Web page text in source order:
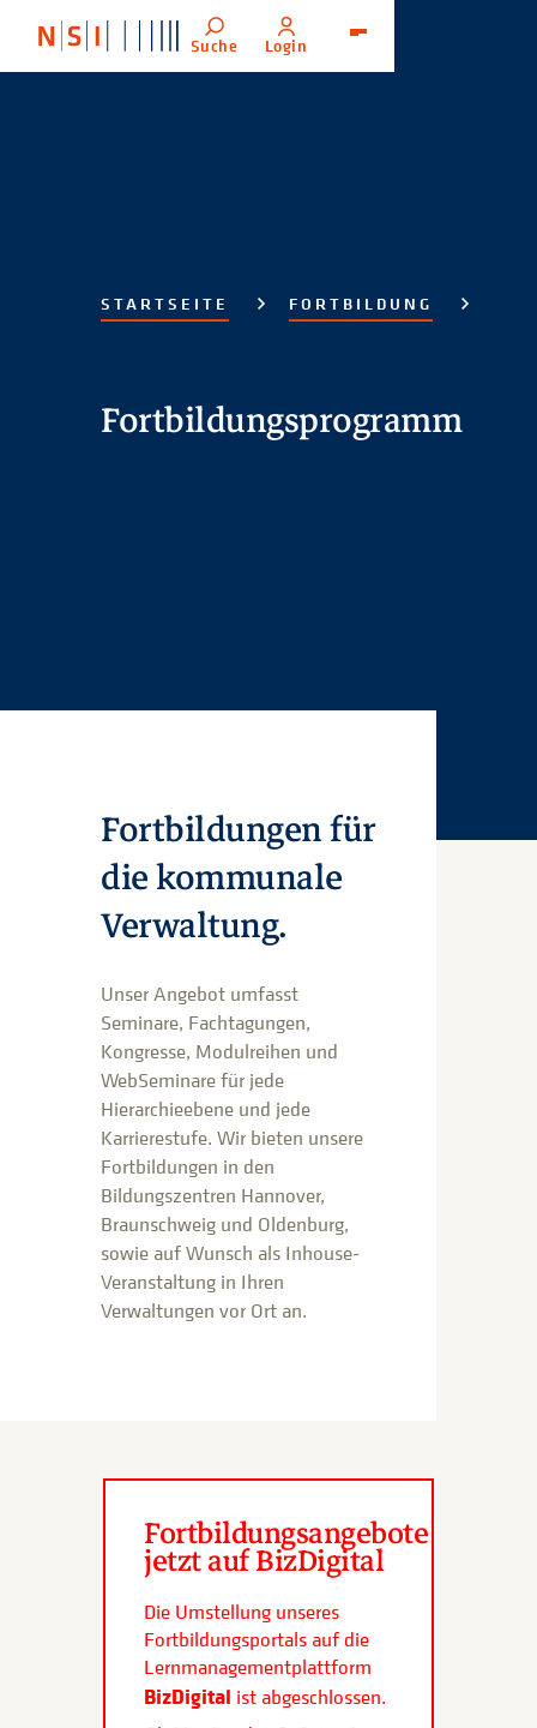
Suche Login
STARTSEITE FORTBILDUNG
Fortbildungsprogramm
Fortbildungen für
die kommunale
Verwaltung.
Unser Angebot umfasst
Seminare, Fachtagungen,
Kongresse, Modulreihen und
WebSeminare für jede
Hierarchieebene und jede
Karrierestufe. Wir bieten unsere
Fortbildungen in den
Bildungszentren Hannover,
Braunschweig und Oldenburg,
sowie auf Wunsch als Inhouse-
Veranstaltung in Ihren
Verwaltungen vor Ort an.
Fortbildungsangebote
jetzt auf BizDigital
Die Umstellung unseres
Fortbildungsportals auf die
Lernmanagementplattform
BizDigital ist abgeschlossen.